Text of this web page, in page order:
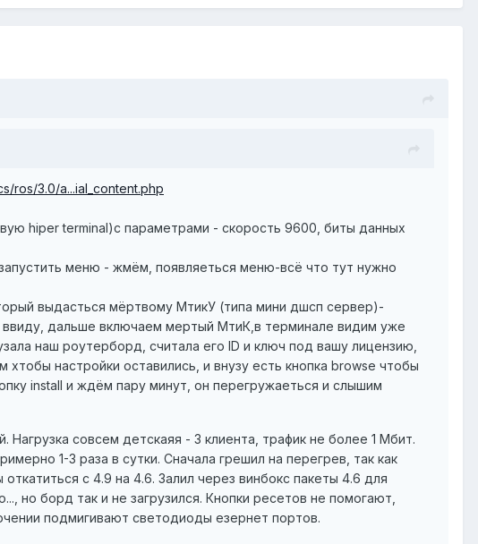
ros/3.0/a...ial_content.php
hiper terminal)с параметрами - скорость 9600, биты данных
меню - жмём, появляеться меню-всё что тут нужно
выдасться мёртвому МтикУ (типа мини дшсп сервер)-
ввиду, дальше включаем мертый МтиК,в терминале видим уже
наш роутерборд, считала его ID и ключ под вашу лицензию,
настройки оставились, и внузу есть кнопка browse чтобы
install и ждём пару минут, он перегружаеться и слышим
совсем детскаяя - 3 клиента, трафик не более 1 Мбит.
1-3 раза в сутки. Сначала грешил на перегрев, так как
с 4.9 на 4.6. Залил через винбокс пакеты 4.6 для
борд так и не загрузился. Кнопки ресетов не помогают,
подмигивают светодиоды езернет портов.